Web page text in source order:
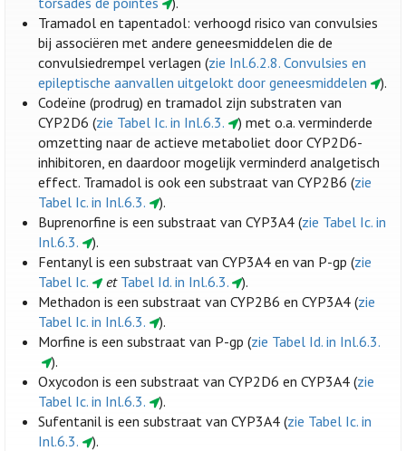
Tramadol en tapentadol: verhoogd risico van convulsies
bij associëren met andere geneesmiddelen die de
convulsiedrempel verlagen (zie Inl.6.2.8. Convulsies en
epileptische aanvallen uitgelokt door geneesmiddelen
).
Codeïne (prodrug) en tramadol zijn substraten van
CYP2D6 (zie Tabel Ic. in Inl.6.3.
) met o.a. verminderde
omzetting naar de actieve metaboliet door CYP2D6-
inhibitoren, en daardoor mogelijk verminderd analgetisch
effect. Tramadol is ook een substraat van CYP2B6 (zie
Tabel Ic. in Inl.6.3.
).
Buprenorfine is een substraat van CYP3A4 (zie Tabel Ic. in
Inl.6.3.
).
Fentanyl is een substraat van CYP3A4 en van P-gp (zie
Tabel Ic.
et Tabel Id. in Inl.6.3.
).
Methadon is een substraat van CYP2B6 en CYP3A4 (zie
Tabel Ic. in Inl.6.3.
).
Morfine is een substraat van P-gp (zie Tabel Id. in Inl.6.3.
).
Oxycodon is een substraat van CYP2D6 en CYP3A4 (zie
Tabel Ic. in Inl.6.3.
).
Sufentanil is een substraat van CYP3A4 (zie Tabel Ic. in
Inl.6.3.
).